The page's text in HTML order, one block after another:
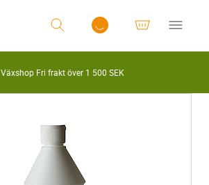
Växshop Fri frakt över 1 500 SEK